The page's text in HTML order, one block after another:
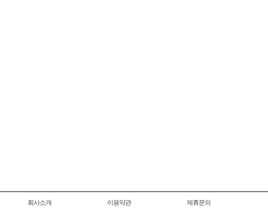
회사소개 이용약관 제휴문의